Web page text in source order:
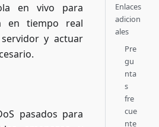
en vivo para
en tiempo real
y actuar
pasados para
Enlaces
adicion
ales
Pre
gu
nta
s
fre
cue
nte